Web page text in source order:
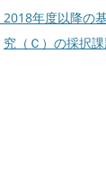
年度以降の
究（Ｃ）の採択